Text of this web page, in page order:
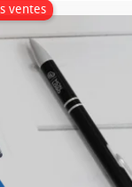
ventes